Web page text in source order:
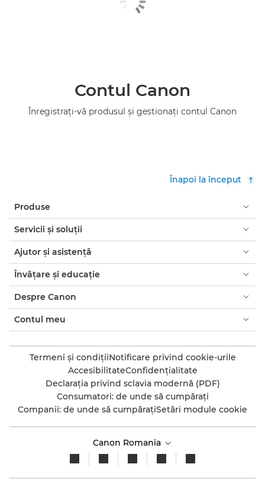
Contul Canon
Înregistraţi-vă produsul şi gestionaţi contul Canon
Înapoi la început
Produse
Servicii şi soluţii
Ajutor şi asistenţă
Învăţare şi educaţie
Despre Canon
Contul meu
Termeni şi condiţiiNotificare privind cookie-urile
AccesibilitateConfidenţialitate
Declaraţia privind sclavia modernă (PDF)
Consumatori: de unde să cumpăraţi
Companii: de unde să cumpăraţiSetări module cookie
Canon Romania